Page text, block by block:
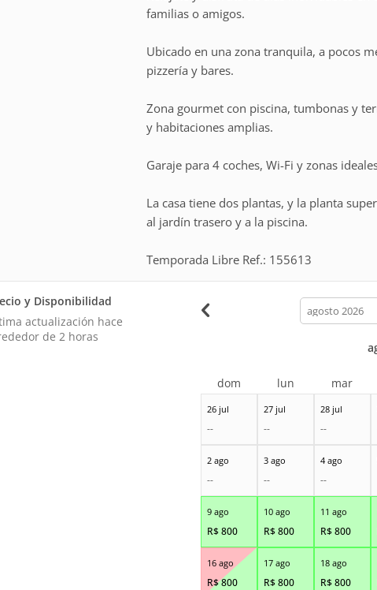
familias o amigos.
Ubicado en una zona tranquila, a pocos
pizzería y bares.
Zona gourmet con piscina, tumbonas y
y habitaciones amplias.
Garaje para 4 coches, Wi-Fi y zonas
La casa tiene dos plantas, y la planta
al jardín trasero y a la piscina.
Temporada Libre Ref.: 155613
y Disponibilidad
actualización hace
de 2 horas
calendar-
month
26 jul
--
27 jul
--
28 jul
--
2 ago
--
3 ago
--
4 ago
--
9 ago
R$800
10 ago
R$800
11 ago
R$800
16 ago
R$800
17 ago
R$800
18 ago
R$800
dom lun mar